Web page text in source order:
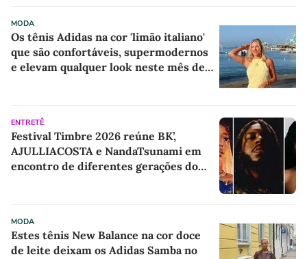
MODA
Os tênis Adidas na cor 'limão italiano'
que são confortáveis, supermodernos
e elevam qualquer look neste mês de
ENTRETÊ
Festival Timbre 2026 reúne BK’,
AJULLIACOSTA e NandaTsunami em
encontro de diferentes gerações do
MODA
Estes tênis New Balance na cor doce
de leite deixam os Adidas Samba no